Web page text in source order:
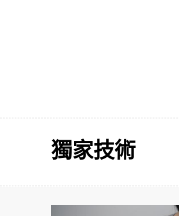
獨家技術